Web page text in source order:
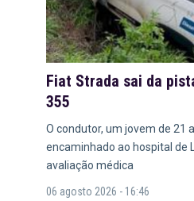
Fiat Strada sai da
355
O condutor, um jovem de 21
encaminhado ao hospital de
avaliação médica
06 agosto 2026 - 16:46